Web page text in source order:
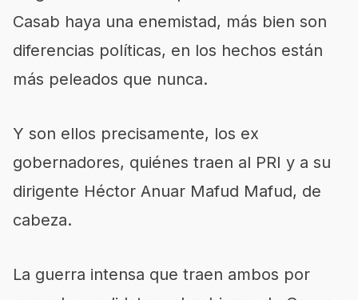
Casab haya una enemistad, más bien son
diferencias políticas, en los hechos están
más peleados que nunca.
Y son ellos precisamente, los ex
gobernadores, quiénes traen al PRI y a su
dirigente Héctor Anuar Mafud Mafud, de
cabeza.
La guerra intensa que traen ambos por